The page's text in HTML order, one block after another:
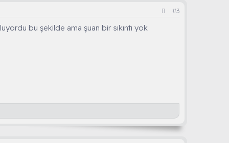
#3
bu şekilde ama şuan bir sıkıntı yok